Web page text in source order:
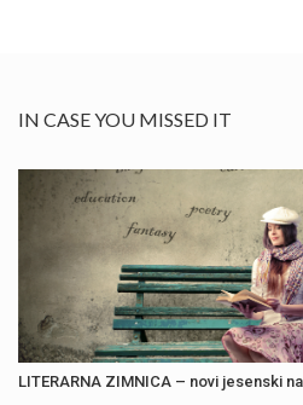
IN CASE YOU MISSED IT
LITERARNA ZIMNICA – novi jesenski